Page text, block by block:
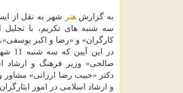
به گزارشهنر
شهر به نقل از
سه شنبه های تکریم، با تجلیل
کارگران» و «رضا و اکبر
در
صالحی» وزیر فرهنگ و ارشاد
دکتر «حبیب رضا ارزانی»
و ارشاد اسلامی در امور